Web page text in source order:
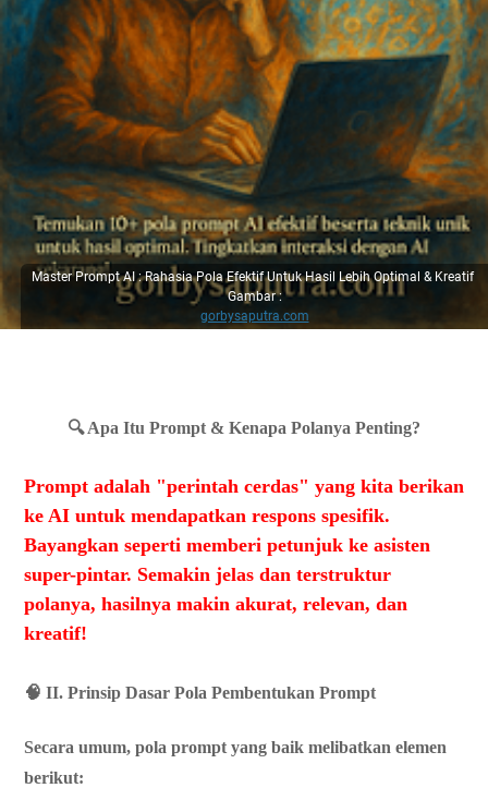
Master Prompt AI : Rahasia Pola Efektif Untuk Hasil Lebih Optimal & Kreatif
Gambar :
gorbysaputra.com
🔍 Apa Itu Prompt & Kenapa Polanya Penting?
Prompt adalah "perintah cerdas" yang kita berikan
ke AI untuk mendapatkan respons spesifik.
Bayangkan seperti memberi petunjuk ke asisten
super-pintar. Semakin jelas dan terstruktur
polanya, hasilnya makin akurat, relevan, dan
kreatif!
🧠 II. Prinsip Dasar Pola Pembentukan Prompt
Secara umum, pola prompt yang baik melibatkan elemen
berikut: